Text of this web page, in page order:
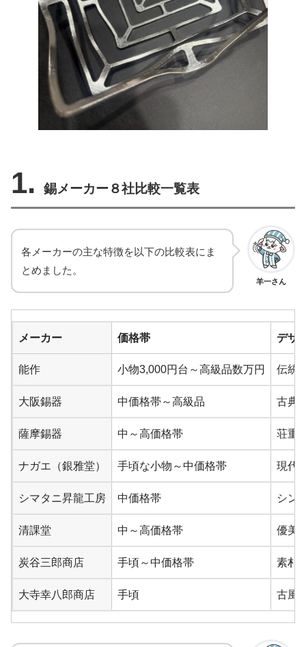
1. 錫メーカー８社比較一覧表
羊一さん
各メーカーの主な特徴を以下の比較表にま
とめました。
メーカー 価格帯 デザ
能作 小物3,000円台～高級品数万円 伝統
大阪錫器 中価格帯～高級品 古典
薩摩錫器 中～高価格帯 荘重
ナガエ（銀雅堂） 手頃な小物～中価格帯 現代
シマタニ昇龍工房 中価格帯 シン
清課堂 中～高価格帯 優美
炭谷三郎商店 手頃～中価格帯 素朴
大寺幸八郎商店 手頃 古風